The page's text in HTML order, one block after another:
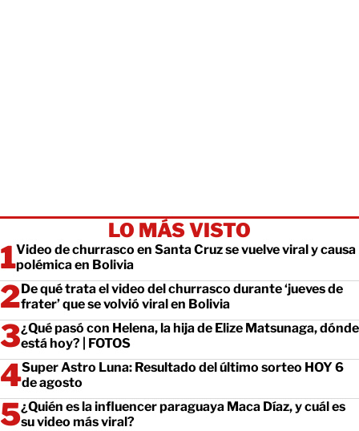
LO MÁS VISTO
Video de churrasco en Santa Cruz se vuelve viral y causa
polémica en Bolivia
De qué trata el video del churrasco durante ‘jueves de
frater’ que se volvió viral en Bolivia
¿Qué pasó con Helena, la hija de Elize Matsunaga, dónde
está hoy? | FOTOS
Super Astro Luna: Resultado del último sorteo HOY 6
de agosto
¿Quién es la influencer paraguaya Maca Díaz, y cuál es
su video más viral?